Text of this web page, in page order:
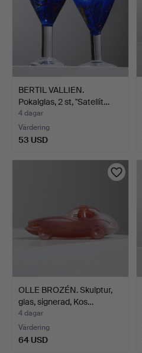
BERTIL VALLIEN.
Pokalglas, 2 st, "Satellit…
4 dagar
Värdering
53 USD
OLLE BROZÉN. Skulptur,
glas, signerad, Kos…
4 dagar
Värdering
64 USD